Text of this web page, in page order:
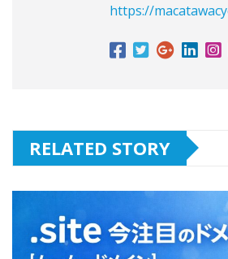
https://
RELATED STORY